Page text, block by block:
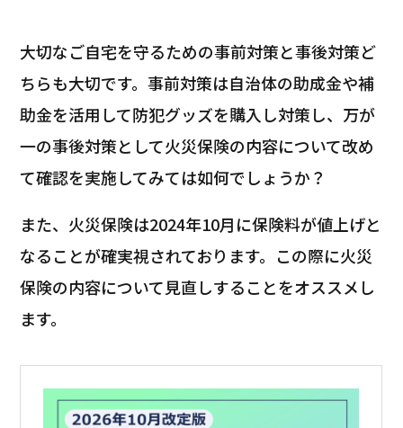
大切なご自宅を守るための事前対策と事後対策ど
ちらも大切です。事前対策は自治体の助成金や補
助金を活用して防犯グッズを購入し対策し、万が
一の事後対策として火災保険の内容について改め
て確認を実施してみては如何でしょうか？
また、火災保険は2024年10月に保険料が値上げと
なることが確実視されております。この際に火災
保険の内容について見直しすることをオススメし
ます。